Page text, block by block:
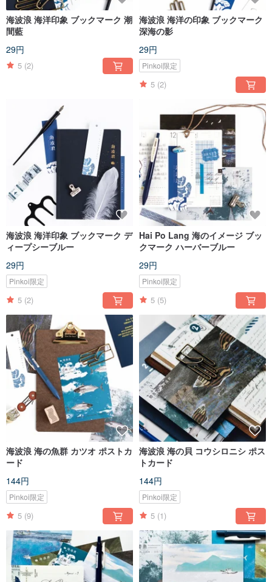
海波浪 海洋印象 ブックマーク 潮
間藍
29円
5 (2)
海波浪 海洋の印象 ブックマーク
深海の影
29円
Pinkoi限定
5 (2)
海波浪 海洋印象 ブックマーク デ
ィープシーブルー
29円
Pinkoi限定
5 (2)
Hai Po Lang 海のイメージ ブッ
クマーク ハーバーブルー
29円
Pinkoi限定
5 (5)
海波浪 海の魚群 カツオ ポストカ
ード
144円
Pinkoi限定
5 (9)
海波浪 海の貝 コウシロニシ ポス
トカード
144円
Pinkoi限定
5 (1)